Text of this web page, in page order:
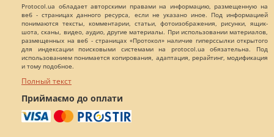
Protocol.ua обладает авторскими правами на информацию, размещенную на
веб - страницах данного ресурса, если не указано иное. Под информацией
понимаются тексты, комментарии, статьи, фотоизображения, рисунки, ящик-
шота, сканы, видео, аудио, другие материалы. При использовании материалов,
размещенных на веб - страницах «Протокол» наличие гиперссылки открытого
для индексации поисковыми системами на protocol.ua обязательна. Под
использованием понимается копирования, адаптация, рерайтинг, модификация
и тому подобное.
Полный текст
Приймаємо до оплати